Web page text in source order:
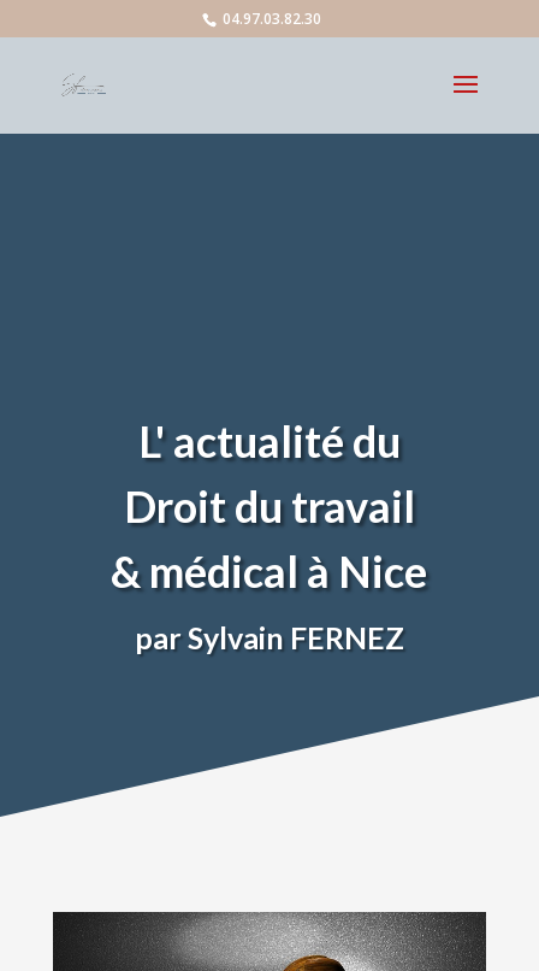
04.97.03.82.30
L' actualité du
Droit du travail
& médical à Nice
par Sylvain FERNEZ